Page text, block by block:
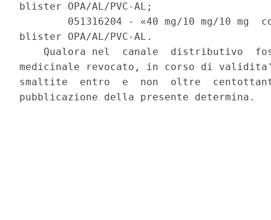
blister OPA/AL/PVC-AL;
051316204 - «40 mg/10 mg/10 mg
blister OPA/AL/PVC-AL.
Qualora nel  canale  distributivo
medicinale revocato, in corso di
smaltite  entro  e  non  oltre